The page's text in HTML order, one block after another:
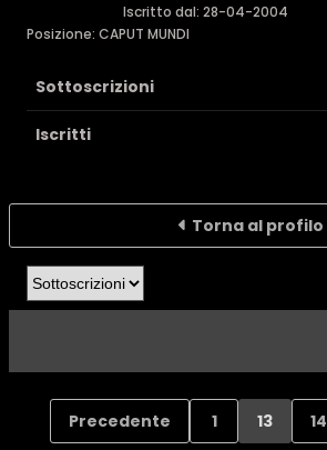
Iscritto dal: 28-04-2004
Posizione: CAPUT MUNDI
Sottoscrizioni
Iscritti
Torna al profilo
Precedente 1 13 14